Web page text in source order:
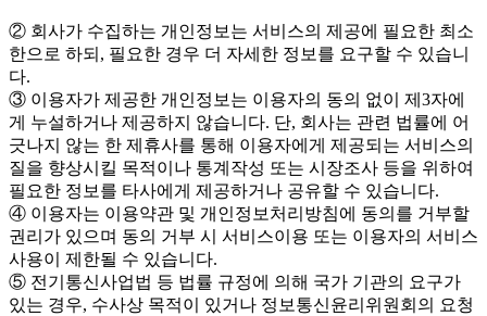
② 회사가 수집하는 개인정보는 서비스의 제공에 필요한 최소
한으로 하되, 필요한 경우 더 자세한 정보를 요구할 수 있습니
다.
③ 이용자가 제공한 개인정보는 이용자의 동의 없이 제3자에
게 누설하거나 제공하지 않습니다. 단, 회사는 관련 법률에 어
긋나지 않는 한 제휴사를 통해 이용자에게 제공되는 서비스의
질을 향상시킬 목적이나 통계작성 또는 시장조사 등을 위하여
필요한 정보를 타사에게 제공하거나 공유할 수 있습니다.
④ 이용자는 이용약관 및 개인정보처리방침에 동의를 거부할
권리가 있으며 동의 거부 시 서비스이용 또는 이용자의 서비스
사용이 제한될 수 있습니다.
⑤ 전기통신사업법 등 법률 규정에 의해 국가 기관의 요구가
있는 경우, 수사상 목적이 있거나 정보통신윤리위원회의 요청